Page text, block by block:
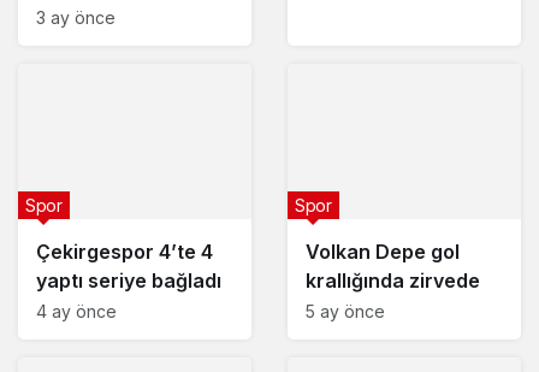
3 ay önce
Çekirgespor 4’te 4
yaptı seriye bağladı
Spor
4 ay önce
Volkan Depe gol
krallığında zirvede
Spor
5 ay önce